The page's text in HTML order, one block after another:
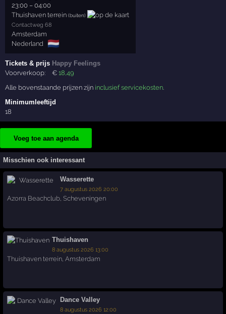
23:00 –04:00
Thuishaven terrein (buiten)
Contactweg 68
Amsterdam
Nederland
🇳🇱
Tickets & prijs Happy Feelings
Voorverkoop:
€18 ,49
Alle bovenstaande prijzen zijn inclusief servicekosten
Minimumleeftijd
18
Voeg toe aan agenda
Misschien ook interessant
Wasserette
7 augustus 2026 20:00
Azorra Beachclub,Scheveningen
Thuishaven
8 augustus 2026 13:00
Thuishaven terrein ,Amsterdam
Dance Valley
8 augustus 2026 12:00